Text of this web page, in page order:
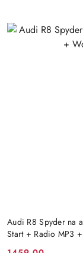
Audi R8 Spyder na
Start + Radio MP3